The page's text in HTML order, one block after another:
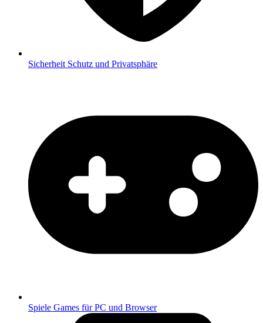
Sicherheit Schutz und Privatsphäre
Spiele Games für PC und Browser